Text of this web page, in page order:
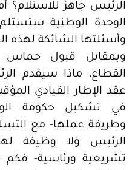
الرئيس جاهز للاستلام؟
الوحدة الوطنية
وأسئلتها الشائكة لهذه
وبمقابل قبول
القطاع، ماذا سيقدم
عقد الإطار القيادي
في تشكيل حكومة
وطريقة عملها- مع
الرئيس ولا وظيفة لها
تشريعية ورئاسية-